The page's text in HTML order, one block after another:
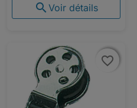
 Voir détails
favorite_border
favorite_border